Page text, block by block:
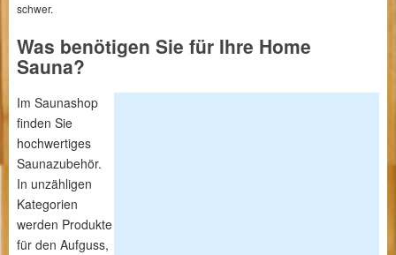
schwer.
Was benötigen Sie für Ihre Home
Sauna?
Im Saunashop
finden Sie
hochwertiges
Saunazubehör.
In unzähligen
Kategorien
werden Produkte
für den Aufguss,